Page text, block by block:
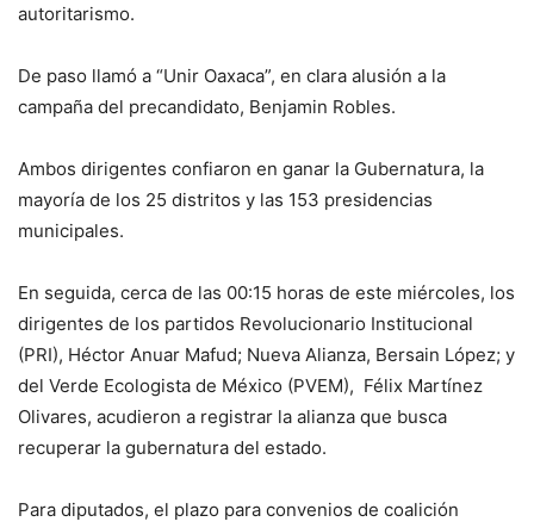
autoritarismo.
De paso llamó a “Unir Oaxaca”, en clara alusión a la
campaña del precandidato, Benjamin Robles.
Ambos dirigentes confiaron en ganar la Gubernatura, la
mayoría de los 25 distritos y las 153 presidencias
municipales.
En seguida, cerca de las 00:15 horas de este miércoles, los
dirigentes de los partidos Revolucionario Institucional
(PRI), Héctor Anuar Mafud; Nueva Alianza, Bersain López; y
del Verde Ecologista de México (PVEM), Félix Martínez
Olivares, acudieron a registrar la alianza que busca
recuperar la gubernatura del estado.
Para diputados, el plazo para convenios de coalición